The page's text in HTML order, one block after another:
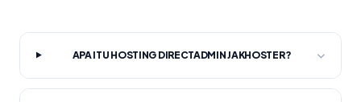
APA ITU HOSTING DIRECTADMIN JAKHOSTER?